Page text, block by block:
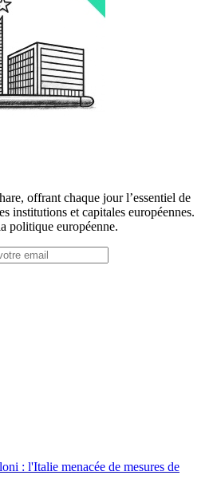
offrant chaque jour l’essentiel de
institutions et capitales européennes.
politique européenne.
: l'Italie menacée de mesures de